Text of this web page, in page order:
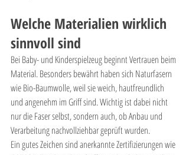
Welche Materialien wirklich
sinnvoll sind
Bei Baby- und Kinderspielzeug beginnt Vertrauen beim
Material. Besonders bewährt haben sich Naturfasern
wie Bio-Baumwolle, weil sie weich, hautfreundlich
und angenehm im Griff sind. Wichtig ist dabei nicht
nur die Faser selbst, sondern auch, ob Anbau und
Verarbeitung nachvollziehbar geprüft wurden.
Ein gutes Zeichen sind anerkannte Zertifizierungen wie